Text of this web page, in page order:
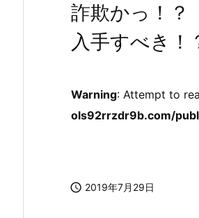
詐欺かっ！
入手すべき
Warning: Attempt to
ols92rrzdr9b.com/
 2019年7月29日